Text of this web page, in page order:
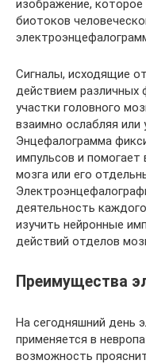
изображение, которое
биотоков
Сигналы, исходящие
действием различных
участки головного
взаимно ослабляя или
Энцефалограмма
импульсов и
мозга или его
деятельность
изучить нейронные
действий отделов
Преимущества
На сегодняшний день
применяется в
возможность